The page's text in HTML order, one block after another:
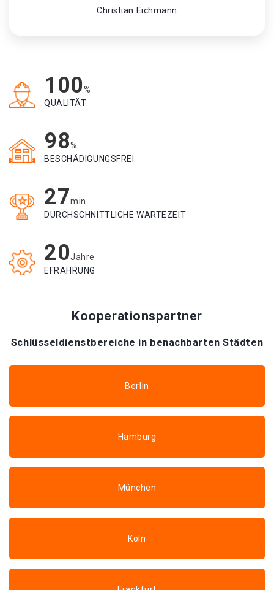
Christian Eichmann
100%
QUALITÄT
98%
BESCHÄDIGUNGSFREI
27min
DURCHSCHNITTLICHE WARTEZEIT
20Jahre
EFRAHRUNG
Kooperationspartner
Schlüsseldienstbereiche in benachbarten Städten
Berlin
Hamburg
München
Köln